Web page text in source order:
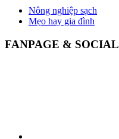
Nông nghiệp sạch
Mẹo hay gia đình
FANPAGE & SOCIAL